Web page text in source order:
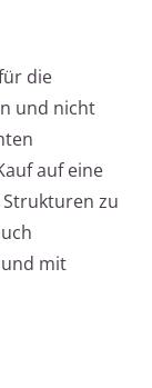
die
und nicht
auf eine
zu
mit